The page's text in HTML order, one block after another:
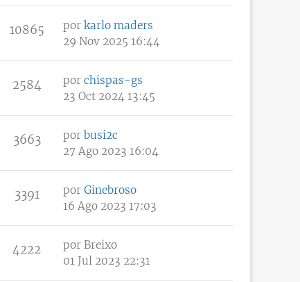
10865 por karlo maders
29 Nov 2025 16:44
2584 por chispas-gs
23 Oct 2024 13:45
3663 por busi2c
27 Ago 2023 16:04
3391 por Ginebroso
16 Ago 2023 17:03
4222 por Breixo
01 Jul 2023 22:31